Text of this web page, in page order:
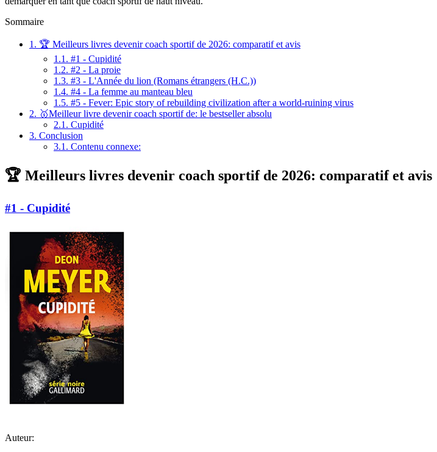
Sommaire
1. 🏆 Meilleurs livres devenir coach sportif de 2026: comparatif et avis
1.1. #1 - Cupidité
1.2. #2 - La proie
1.3. #3 - L'Année du lion (Romans étrangers (H.C.))
1.4. #4 - La femme au manteau bleu
1.5. #5 - Fever: Epic story of rebuilding civilization after a world-ruining virus
2. 🥇Meilleur livre devenir coach sportif de: le bestseller absolu
2.1. Cupidité
3. Conclusion
3.1. Contenu connexe:
🏆 Meilleurs livres devenir coach sportif de 2026: comparatif et avis
#1 - Cupidité
Auteur: